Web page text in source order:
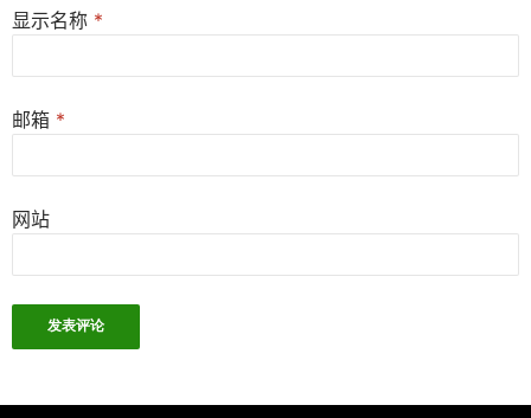
显示名称 *
邮箱 *
网站